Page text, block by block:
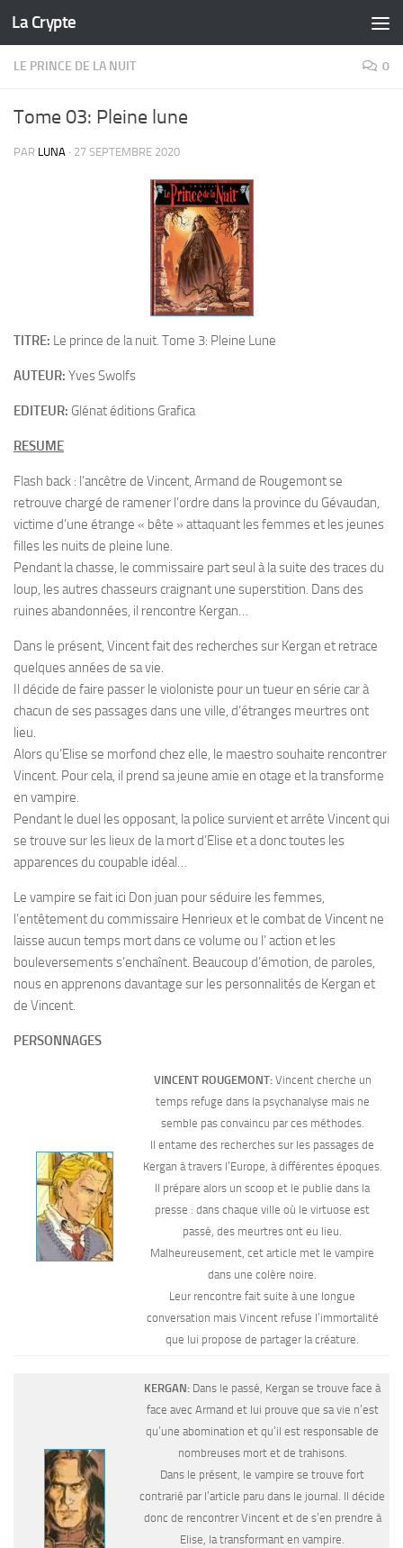
Skip to content
La Crypte
LE PRINCE DE LA NUIT 0
Tome 03: Pleine lune
PAR LUNA · 27 SEPTEMBRE 2020
TITRE: Le prince de la nuit. Tome 3: Pleine Lune
AUTEUR: Yves Swolfs
EDITEUR: Glénat éditions Grafica
RESUME
Flash back : l’ancêtre de Vincent, Armand de Rougemont se
retrouve chargé de ramener l’ordre dans la province du Gévaudan,
victime d’une étrange « bête » attaquant les femmes et les jeunes
filles les nuits de pleine lune.
Pendant la chasse, le commissaire part seul à la suite des traces du
loup, les autres chasseurs craignant une superstition. Dans des
ruines abandonnées, il rencontre Kergan…
Dans le présent, Vincent fait des recherches sur Kergan et retrace
quelques années de sa vie.
Il décide de faire passer le violoniste pour un tueur en série car à
chacun de ses passages dans une ville, d’étranges meurtres ont
lieu.
Alors qu’Elise se morfond chez elle, le maestro souhaite rencontrer
Vincent. Pour cela, il prend sa jeune amie en otage et la transforme
en vampire.
Pendant le duel les opposant, la police survient et arrête Vincent qui
se trouve sur les lieux de la mort d’Elise et a donc toutes les
apparences du coupable idéal…
Le vampire se fait ici Don juan pour séduire les femmes,
l’entêtement du commissaire Henrieux et le combat de Vincent ne
laisse aucun temps mort dans ce volume ou l’ action et les
bouleversements s’enchaînent. Beaucoup d’émotion, de paroles,
nous en apprenons davantage sur les personnalités de Kergan et
de Vincent.
PERSONNAGES
VINCENT ROUGEMONT:Vincent cherche un
temps refuge dans la psychanalyse mais ne
semble pas convaincu par ces méthodes.
Il entame des recherches sur les passages de
Kergan à travers l’Europe, à différentes époques.
Il prépare alors un scoop et le publie dans la
presse : dans chaque ville où le virtuose est
passé, des meurtres ont eu lieu.
Malheureusement, cet article met le vampire
dans une colère noire.
Leur rencontre fait suite à une longue
conversation mais Vincent refuse l’immortalité
que lui propose de partager la créature.
KERGAN: Dans le passé, Kergan se trouve face à
face avec Armand et lui prouve que sa vie n’est
qu’une abomination et qu’il est responsable de
nombreuses mort et de trahisons.
Dans le présent, le vampire se trouve fort
contrarié par l’article paru dans le journal. Il décide
donc de rencontrer Vincent et de s’en prendre à
Elise, la transformant en vampire.